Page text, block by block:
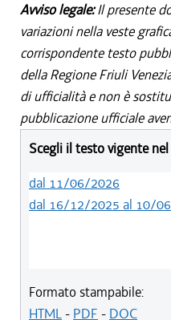
Avviso legale:Il presente
variazioni nella veste
corrispondente testo
della Regione Friuli
di ufficialità e non è
pubblicazione ufficiale
Scegli il testo vigente
dal 11/06/2026
dal 16/12/2025 al 10/
Formato stampabile:
HTML- PDF - DOC